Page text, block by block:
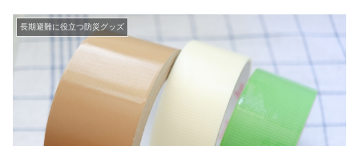
長期避難に役立つ防災グッズ